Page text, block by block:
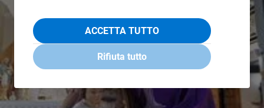
ACCETTA TUTTO
Rifiuta tutto